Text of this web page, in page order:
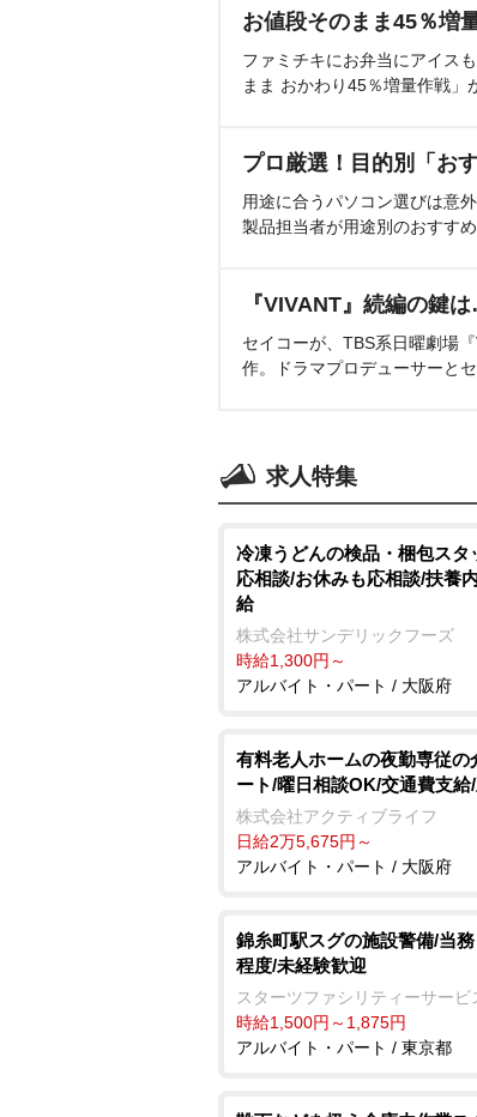
お値段そのまま45％増
ファミチキにお弁当にアイス
まま おかわり45％増量作戦」
プロ厳選！目的別「お
用途に合うパソコン選びは意
製品担当者が用途別のおすす
『VIVANT』続編の鍵
セイコーが、TBS系日曜劇場
作。ドラマプロデューサーと
求人特集
冷凍うどんの検品・梱包スタ
応相談/お休みも応相談/扶養
給
株式会社サンデリックフーズ
時給1,300円～
アルバイト・パート / 大阪府
有料老人ホームの夜勤専従の
ート/曜日相談OK/交通費支給
株式会社アクティブライフ
日給2万5,675円～
アルバイト・パート / 大阪府
錦糸町駅スグの施設警備/当
程度/未経験歓迎
スターツファシリティーサービ
時給1,500円～1,875円
アルバイト・パート / 東京都